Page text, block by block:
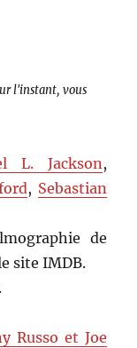
l'instant, vous
L. Jackson,
, Sebastian
de
site IMDB.
Russo et Joe